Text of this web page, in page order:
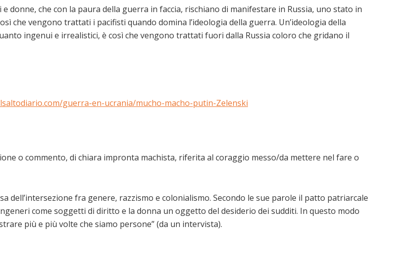
donne, che con la paura della guerra in faccia, rischiano di manifestare in Russia, uno stato in
che vengono trattati i pacifisti quando domina l’ideologia della guerra. Un’ideologia della
ingenui e irrealistici, è così che vengono trattati fuori dalla Russia coloro che gridano il
guerra-en-ucrania/mucho-macho-putin-Zelenski
o commento, di chiara impronta machista, riferita al coraggio messo/da mettere nel fare o
dell’intersezione fra genere, razzismo e colonialismo. Secondo le sue parole il patto patriarcale
come soggetti di diritto e la donna un oggetto del desiderio dei sudditi. In questo modo
più e più volte che siamo persone” (da un intervista).